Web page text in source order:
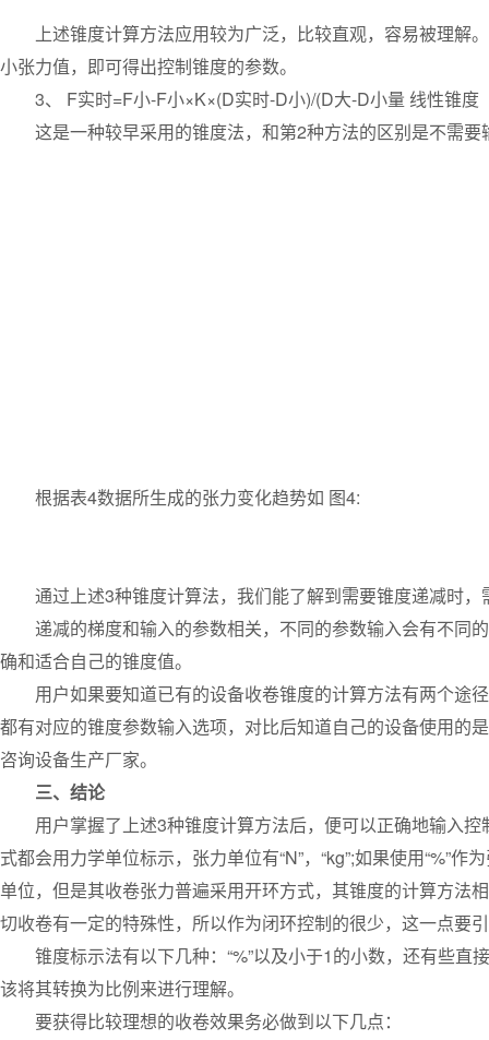
上述锥度计算方法应用较为广泛，比较直观，容易被理解
小张力值，即可得出控制锥度的参数。
3、 F实时=F小-F小×K×(D实时-D小)/(D大-D小量 线性锥度
这是一种较早采用的锥度法，和第2种方法的区别是不需要
根据表4数据所生成的张力变化趋势如 图4:
通过上述3种锥度计算法，我们能了解到需要锥度递减时，
递减的梯度和输入的参数相关，不同的参数输入会有不同
确和适合自己的锥度值。
用户如果要知道已有的设备收卷锥度的计算方法有两个途径
都有对应的锥度参数输入选项，对比后知道自己的设备使用的
咨询设备生产厂家。
三、结论
用户掌握了上述3种锥度计算方法后，便可以正确地输入控
式都会用力学单位标示，张力单位有“N”，“kg”;如果使用“%”
单位，但是其收卷张力普遍采用开环方式，其锥度的计算方法
切收卷有一定的特殊性，所以作为闭环控制的很少，这一点要
锥度标示法有以下几种：“%”以及小于1的小数，还有些直
该将其转换为比例来进行理解。
要获得比较理想的收卷效果务必做到以下几点：